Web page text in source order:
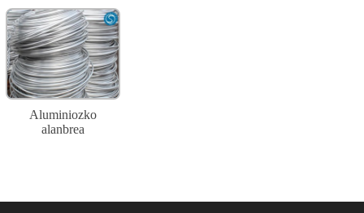
Aluminiozko
alanbrea